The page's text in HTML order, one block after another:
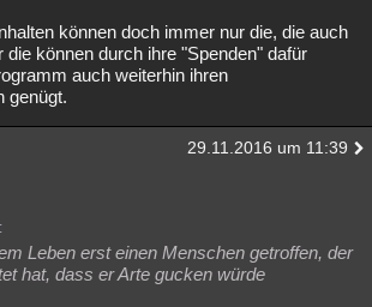
können doch immer nur die, die auch
die können durch ihre "Spenden" dafür
auch weiterhin ihren
genügt.
29.11.2016 um 11:39
Leben erst einen Menschen getroffen, der
hat, dass er Arte gucken würde